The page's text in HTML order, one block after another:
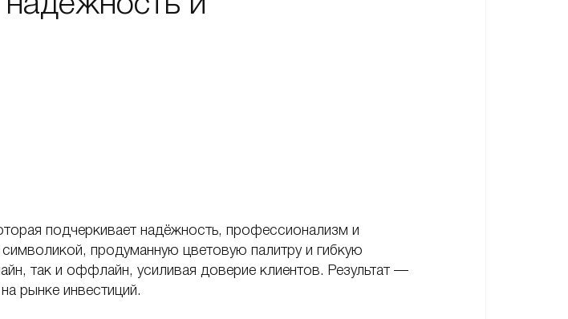
подчеркивает надёжность, профессионализм и
продуманную цветовую палитру и гибкую
так и оффлайн, усиливая доверие клиентов. Результат —
рынке инвестиций.